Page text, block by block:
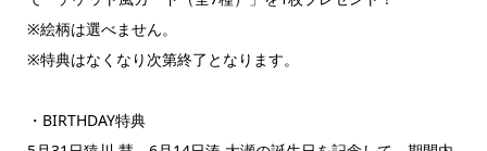
※絵柄は選べません。
※特典はなくなり次第終了となります。
・BIRTHDAY特典